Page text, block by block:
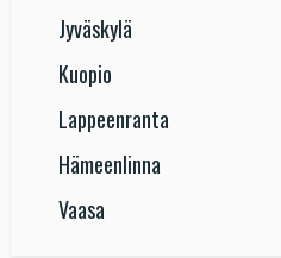
Jyväskylä
Kuopio
Lappeenranta
Hämeenlinna
Vaasa